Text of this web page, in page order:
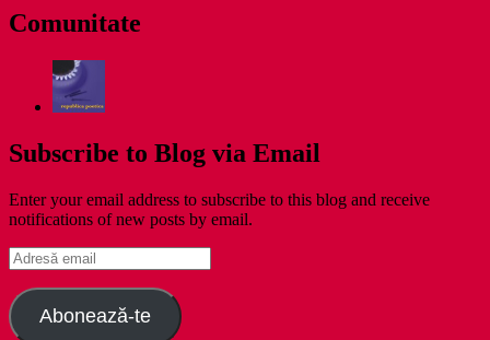
Comunitate
Subscribe to Blog via Email
Enter your email address to subscribe to this blog and receive
notifications of new posts by email.
Adresă
email
Abonează-te